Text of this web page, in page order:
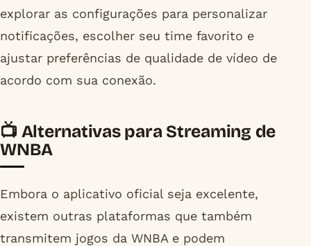
explorar as configurações para personalizar
notificações, escolher seu time favorito e
ajustar preferências de qualidade de vídeo de
acordo com sua conexão.
📺 Alternativas para Streaming de
WNBA
Embora o aplicativo oficial seja excelente,
existem outras plataformas que também
transmitem jogos da WNBA e podem